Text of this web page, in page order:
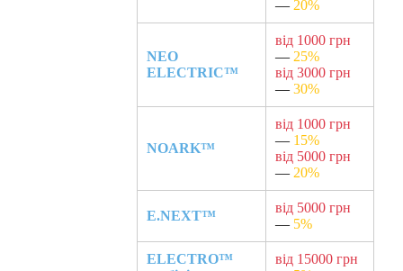
— 20%
NEO
ELECTRIC™
від 1000 грн
— 25%
від 3000 грн
— 30%
NOARK™
від 1000 грн
— 15%
від 5000 грн
— 20%
E.NEXT™
від 5000 грн
— 5%
ELECTRO™
від 15000 грн